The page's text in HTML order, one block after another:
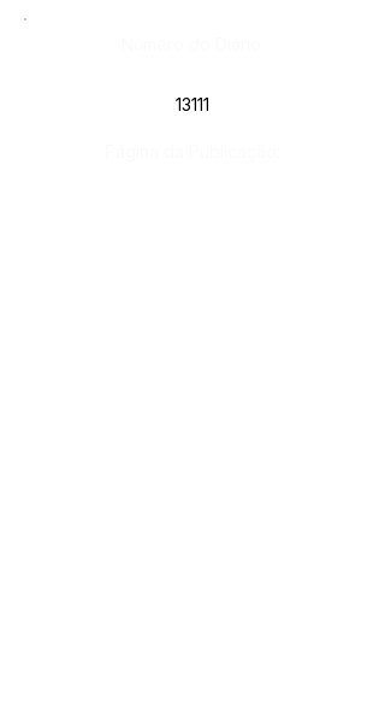
13111